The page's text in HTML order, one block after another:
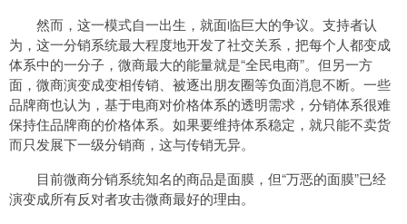
然而，这一模式自一出生，就面临巨大的争议。支持者认
为，这一分销系统最大程度地开发了社交关系，把每个人都变成
体系中的一分子，微商最大的能量就是“全民电商”。但另一方
面，微商演变成变相传销、被逐出朋友圈等负面消息不断。一些
品牌商也认为，基于电商对价格体系的透明需求，分销体系很难
保持住品牌商的价格体系。如果要维持体系稳定，就只能不卖货
而只发展下一级分销商，这与传销无异。
目前微商分销系统知名的商品是面膜，但“万恶的面膜”已经
演变成所有反对者攻击微商最好的理由。